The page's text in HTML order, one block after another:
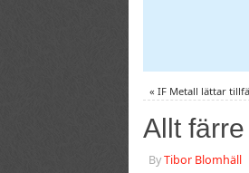
« IF Metall lättar
Allt
ByTibor Blomhäll